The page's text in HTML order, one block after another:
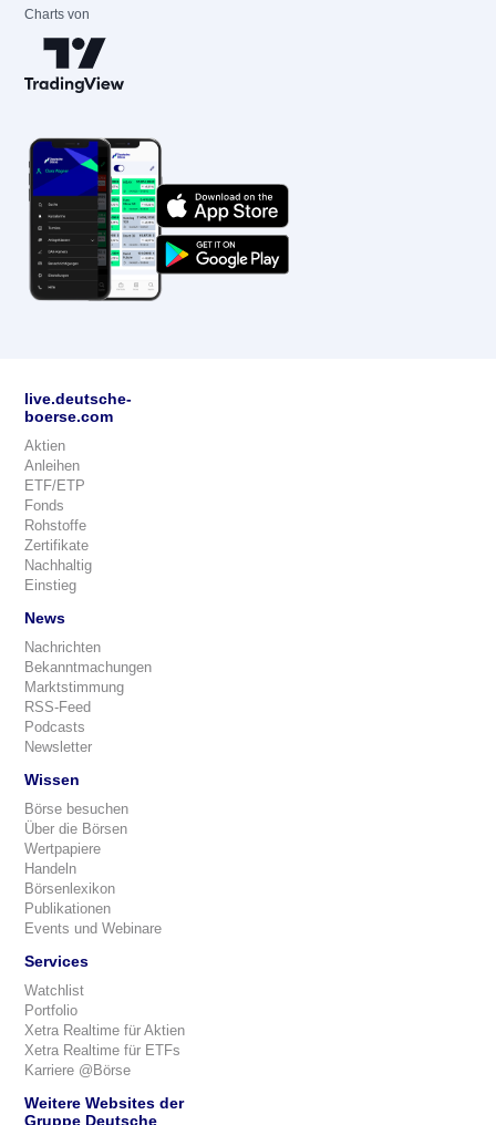
Charts von
live.deutsche-
boerse.com
Aktien
Anleihen
ETF/ETP
Fonds
Rohstoffe
Zertifikate
Nachhaltig
Einstieg
News
Nachrichten
Bekanntmachungen
Marktstimmung
RSS-Feed
Podcasts
Newsletter
Wissen
Börse besuchen
Über die Börsen
Wertpapiere
Handeln
Börsenlexikon
Publikationen
Events und Webinare
Services
Watchlist
Portfolio
Xetra Realtime für Aktien
Xetra Realtime für ETFs
Karriere @Börse
Weitere Websites der
Gruppe Deutsche